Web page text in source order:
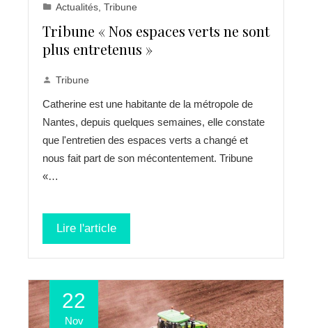
Actualités, Tribune
Tribune « Nos espaces verts ne sont
plus entretenus »
Tribune
Catherine est une habitante de la métropole de
Nantes, depuis quelques semaines, elle constate
que l'entretien des espaces verts a changé et
nous fait part de son mécontentement. Tribune
«…
Lire l'article
22
Nov